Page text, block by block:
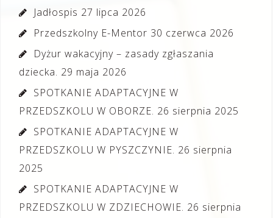
Jadłospis 27 lipca 2026
Przedszkolny E-Mentor 30 czerwca 2026
Dyżur wakacyjny – zasady zgłaszania
dziecka. 29 maja 2026
SPOTKANIE ADAPTACYJNE W
PRZEDSZKOLU W OBORZE. 26 sierpnia 2025
SPOTKANIE ADAPTACYJNE W
PRZEDSZKOLU W PYSZCZYNIE. 26 sierpnia
2025
SPOTKANIE ADAPTACYJNE W
PRZEDSZKOLU W ZDZIECHOWIE. 26 sierpnia